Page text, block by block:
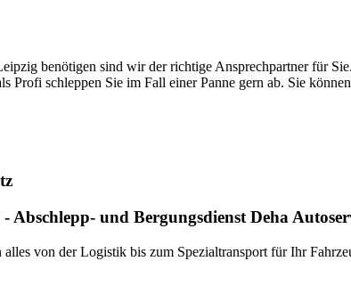
benötigen sind wir der richtige Ansprechpartner für
Profi schleppen Sie im Fall einer Panne gern ab. Sie
und Bergungsdienst Deha
von der Logistik bis zum Spezialtransport für Ihr